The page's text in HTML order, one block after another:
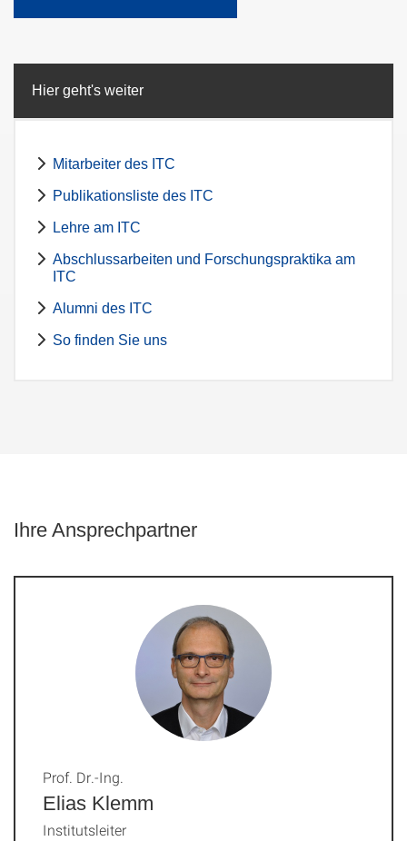
Hier geht's weiter
Mitarbeiter des ITC
Publikationsliste des ITC
Lehre am ITC
Abschlussarbeiten und Forschungspraktika am
ITC
Alumni des ITC
So finden Sie uns
Ihre Ansprechpartner
Elias Klemm
Prof. Dr.-Ing.
Institutsleiter